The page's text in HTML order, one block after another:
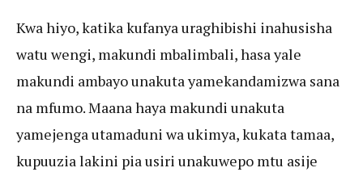
Kwa hiyo, katika kufanya uraghibishi inahusisha
watu wengi, makundi mbalimbali, hasa yale
makundi ambayo unakuta yamekandamizwa sana
na mfumo. Maana haya makundi unakuta
yamejenga utamaduni wa ukimya, kukata tamaa,
kupuuzia lakini pia usiri unakuwepo mtu asije